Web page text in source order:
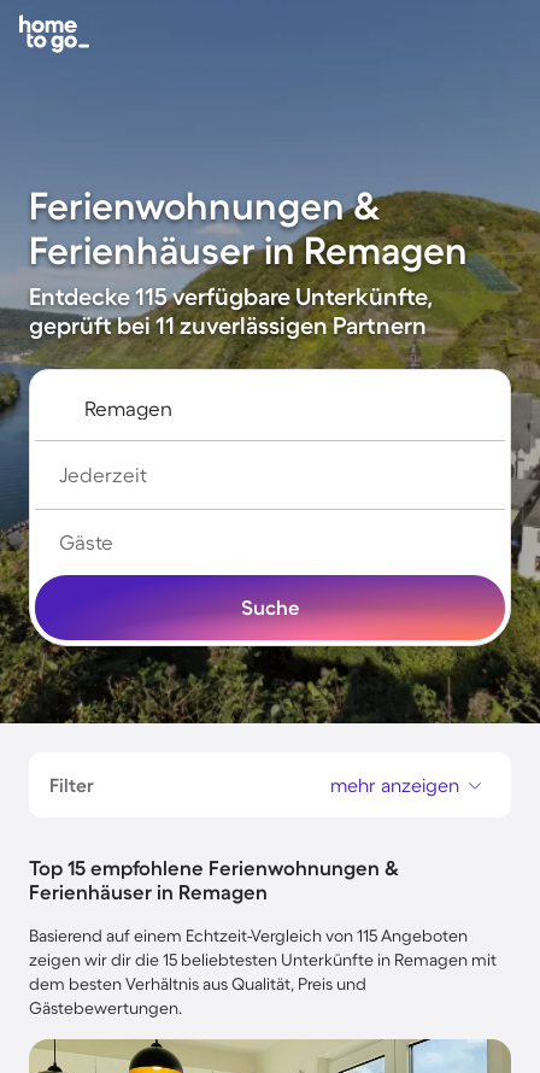
Ferienwohnungen &
Ferienhäuser in Remagen
Entdecke 115 verfügbare Unterkünfte,
geprüft bei 11 zuverlässigen Partnern
Jederzeit
Gäste
Suche
Filter mehr anzeigen
Top 15 empfohlene Ferienwohnungen &
Ferienhäuser in Remagen
Basierend auf einem Echtzeit-Vergleich von 115 Angeboten
zeigen wir dir die 15 beliebtesten Unterkünfte in Remagen mit
dem besten Verhältnis aus Qualität, Preis und
Gästebewertungen.